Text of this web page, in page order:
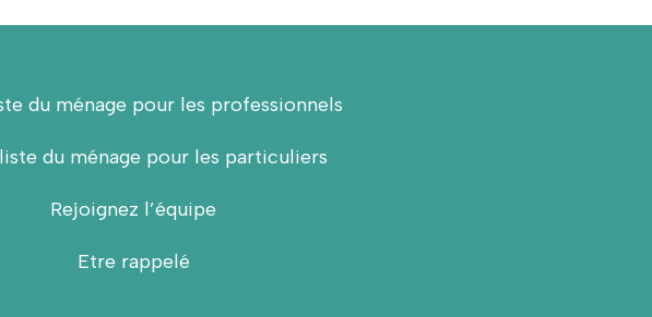
du ménage pour les professionnels
du ménage pour les particuliers
Rejoignez l’équipe
Etre rappelé